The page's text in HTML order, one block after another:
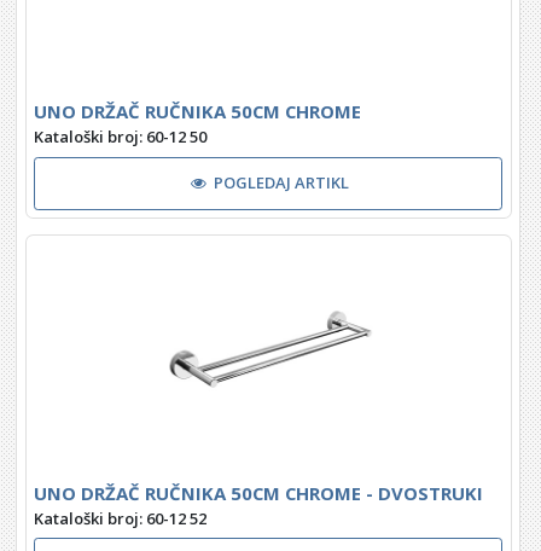
UNO DRŽAČ RUČNIKA 50CM CHROME
Kataloški broj: 60-12 50
POGLEDAJ ARTIKL
UNO DRŽAČ RUČNIKA 50CM CHROME - DVOSTRUKI
Kataloški broj: 60-12 52